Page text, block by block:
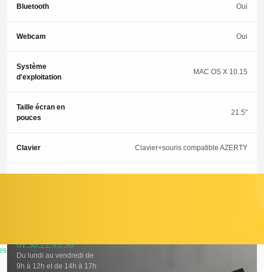
Bluetooth Oui
Webcam Oui
Système
d'exploitation
MAC OS X 10.15
Taille écran en
pouces
21.5"
Clavier Clavier+souris compatible AZERTY
01.30.22.93.50
Du lundi au vendredi de
9h à 12h et de 14h à 17h